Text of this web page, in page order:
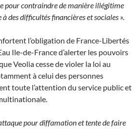
pour contraindre de manière illégitime
des difficultés financières et sociales ».
l’obligation de France-Libertés
Ile-de-France d’alerter les pouvoirs
Veolia cesse de violer la loi au
à celui des personnes
toute l’attention du service public et
pour diffamation et tente de faire